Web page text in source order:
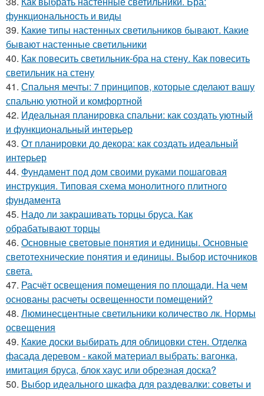
функциональность и виды
39. Какие типы настенных светильников бывают. Какие
бывают настенные светильники
40. Как повесить светильник-бра на стену. Как повесить
светильник на стену
41. Спальня мечты: 7 принципов, которые сделают вашу
спальню уютной и комфортной
42. Идеальная планировка спальни: как создать уютный
и функциональный интерьер
43. От планировки до декора: как создать идеальный
интерьер
44. Фундамент под дом своими руками пошаговая
инструкция. Типовая схема монолитного плитного
фундамента
45. Надо ли закрашивать торцы бруса. Как
обрабатывают торцы
46. Основные световые понятия и единицы. Основные
светотехнические понятия и единицы. Выбор источников
света.
47. Расчёт освещения помещения по площади. На чем
основаны расчеты освещенности помещений?
48. Люминесцентные светильники количество лк. Нормы
освещения
49. Какие доски выбирать для облицовки стен. Отделка
фасада деревом - какой материал выбрать: вагонка,
имитация бруса, блок хаус или обрезная доска?
50. Выбор идеального шкафа для раздевалки: советы и